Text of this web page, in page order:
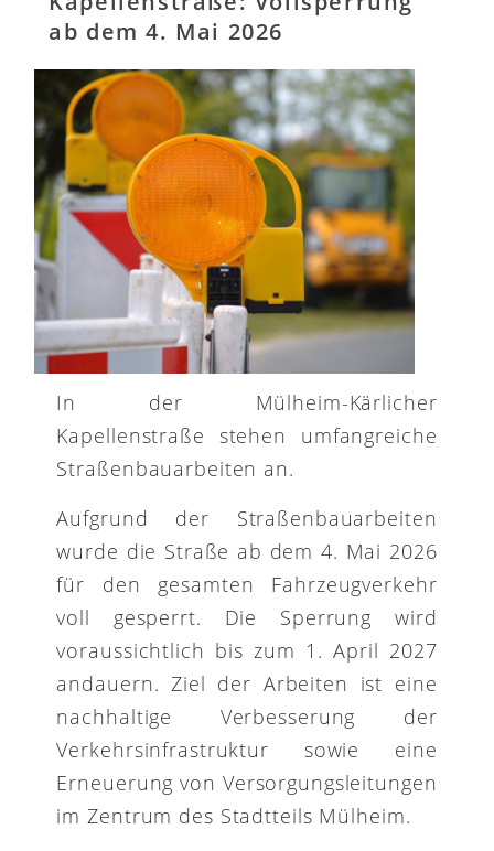
ab dem 4. Mai 2026
In der Mülheim-Kärlicher
Kapellenstraße stehen umfangreiche
Straßenbauarbeiten an.
Aufgrund der Straßenbauarbeiten
wurde die Straße ab dem 4. Mai 2026
für den gesamten Fahrzeugverkehr
voll gesperrt. Die Sperrung wird
voraussichtlich bis zum 1. April 2027
andauern. Ziel der Arbeiten ist eine
nachhaltige Verbesserung der
Verkehrsinfrastruktur sowie eine
Erneuerung von Versorgungsleitungen
im Zentrum des Stadtteils Mülheim.